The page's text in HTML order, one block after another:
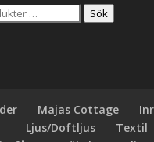
Sök
Majas Cottage
Ljus/Doftljus
Textil